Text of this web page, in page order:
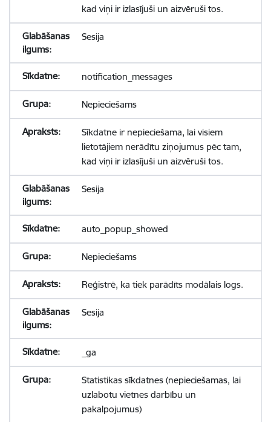
kad viņi ir izlasījuši un aizvēruši tos.
Sesija
notification_messages
Nepieciešams
Sīkdatne ir nepieciešama, lai visiem
lietotājiem nerādītu ziņojumus pēc tam,
kad viņi ir izlasījuši un aizvēruši tos.
Sesija
auto_popup_showed
Nepieciešams
Reģistrē, ka tiek parādīts modālais logs.
Sesija
_ga
Statistikas sīkdatnes (nepieciešamas, lai
uzlabotu vietnes darbību un
pakalpojumus)